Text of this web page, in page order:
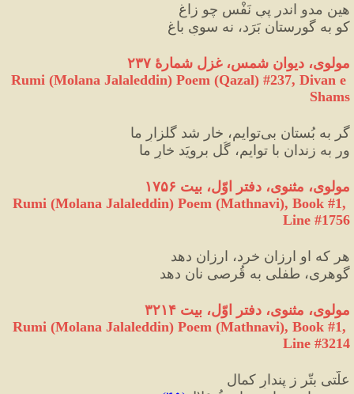
هین مدو اندر پیِ نَفْسِ چو زاغ
کو به گورستان بَرَد، نه سویِ باغ
مولوی، دیوان شمس، غزل شمارهٔ ۲۳۷
Rumi (Molana Jalaleddin) Poem (Qazal) #237, Divan e
Shams
گر به بُستان بی‌توایم، خار شد گلزارِ ما
ور به زندان با توایم، گُل برویَد خارِ ما
مولوی، مثنوی، دفتر اوّل، بیت ۱۷۵۶
Rumi (Molana Jalaleddin) Poem (Mathnavi), Book #1,
Line #1756
هر که او ارزان خرد، ارزان دهد
گوهری، طفلی به قُرصی نان دهد
مولوی، مثنوی، دفتر اوّل، بیت ۳۲۱۴
Rumi (Molana Jalaleddin) Poem (Mathnavi), Book #1,
Line #3214
علّتی بتّر ز پندارِ کمال